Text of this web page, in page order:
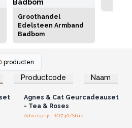
Groothandel
Edelsteen Armband
Badbom
producten
Productcode Naam
Log in of registreer u voor
groothandelsprijzen.
Agnes & Cat Geurcadeauset
- Tea & Roses
Adviesprijs : €17.40/Stuk